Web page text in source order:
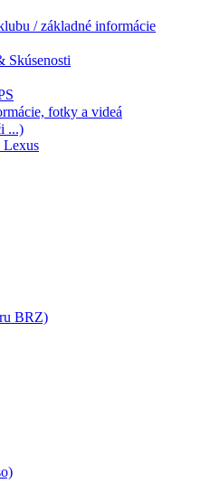
/ základné informácie
fotky a videá
...)
Lexus
BRZ)